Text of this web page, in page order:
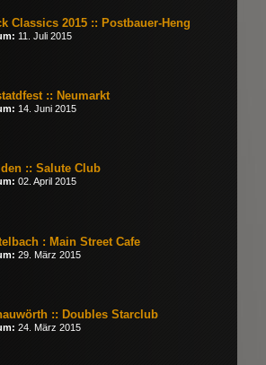
Classics 2015 :: Postbauer-Heng
11. Juli 2015
:: Neumarkt
14. Juni 2015
:: Salute Club
02. April 2015
: Main Street Cafe
29. März 2015
:: Doubles Starclub
24. März 2015